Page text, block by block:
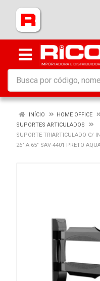
INÍCIO
HOME OFFICE
SUPORTES ARTICULADOS
SUPORTE TRIARTICULADO C/
26" A 65" SAV-4401 PRETO